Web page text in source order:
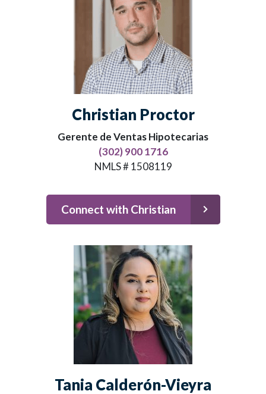
Christian Proctor
Gerente de Ventas Hipotecarias
(302) 900 1716
NMLS # 1508119
Connect with Christian
Tania Calderón-Vieyra